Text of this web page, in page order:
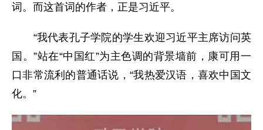
词。而这首词的作者，正是习近平。
“我代表孔子学院的学生欢迎习近平主席访问英
国。”站在“中国红”为主色调的背景墙前，康可用一
口非常流利的普通话说，“我热爱汉语，喜欢中国文
化。”